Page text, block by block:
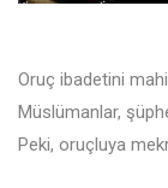
Oruç ibadetini
Müslümanlar,
Peki, oruçluya